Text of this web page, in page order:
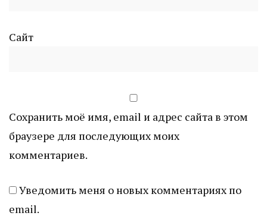
Сайт
Сохранить моё имя, email и адрес сайта в этом
браузере для последующих моих
комментариев.
Уведомить меня о новых комментариях по
email.